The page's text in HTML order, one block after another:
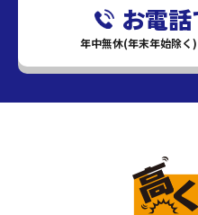
お電
年中無休(年末年始除